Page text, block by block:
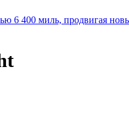
6 400 миль, продвигая